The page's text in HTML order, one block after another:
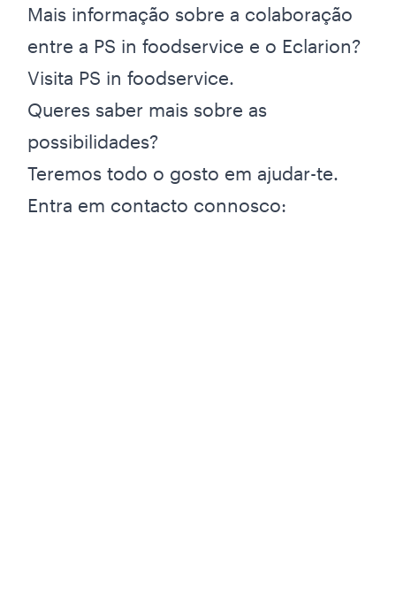
Mais informação sobre a colaboração
entre a PS in foodservice e o Eclarion?
Visita PS in foodservice.
Queres saber mais sobre as
possibilidades?
Teremos todo o gosto em ajudar-te.
Entra em contacto connosco: